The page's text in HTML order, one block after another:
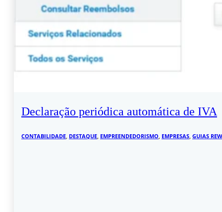
Declaração periódica automática de IVA
CONTABILIDADE, DESTAQUE, EMPREENDEDORISMO, EMPRESAS, GUIAS